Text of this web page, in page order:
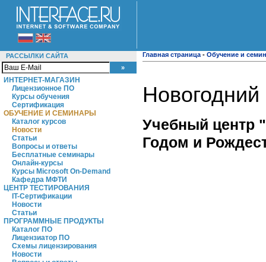
РАССЫЛКИ САЙТА
ИНТЕРНЕТ-МАГАЗИН
Лицензионное ПО
Курсы обучения
Сертификация
ОБУЧЕНИЕ И СЕМИНАРЫ
Каталог курсов
Новости
Статьи
Вопросы и ответы
Бесплатные семинары
Онлайн-курсы
Курсы Microsoft On-Demand
Кафедра МФТИ
ЦЕНТР ТЕСТИРОВАНИЯ
IT-Сертификации
Новости
Статьи
ПРОГРАММНЫЕ ПРОДУКТЫ
Каталог ПО
Лицензиатор ПО
Схемы лицензирования
Новости
Главная страница - Обучение и
Учебный центр
Годом и